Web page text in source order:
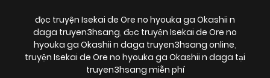
đọc truyện Isekai de Ore no hyouka ga Okashii n
daga truyen3hsang, đọc truyện Isekai de Ore no
hyouka ga Okashii n daga truyen3hsang online,
truyện Isekai de Ore no hyouka ga Okashii n daga tại
truyen3hsang miễn phí